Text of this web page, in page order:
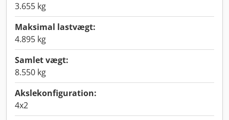
3.655 kg
Maksimal lastvægt:
4.895 kg
Samlet vægt:
8.550 kg
Akslekonfiguration:
4x2